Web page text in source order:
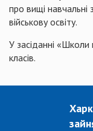
про вищі
військову освіту.
У засіданні «Школи
класів.